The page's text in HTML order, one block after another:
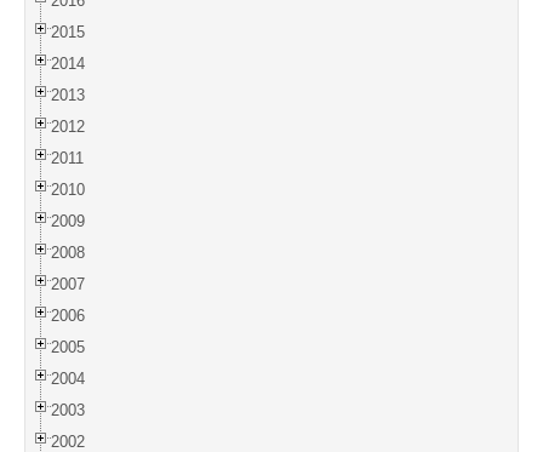
2015
2014
2013
2012
2011
2010
2009
2008
2007
2006
2005
2004
2003
2002